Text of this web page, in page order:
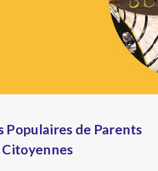
Populaires de Parents